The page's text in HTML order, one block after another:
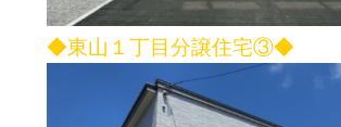
◆東山１丁目分譲住宅③◆